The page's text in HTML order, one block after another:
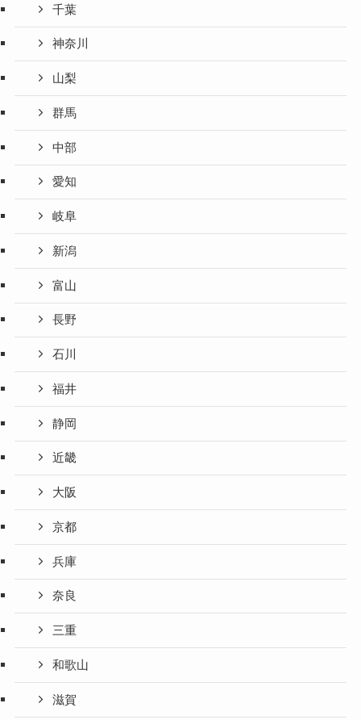
千葉
神奈川
山梨
群馬
中部
愛知
岐阜
新潟
富山
長野
石川
福井
静岡
近畿
大阪
京都
兵庫
奈良
三重
和歌山
滋賀